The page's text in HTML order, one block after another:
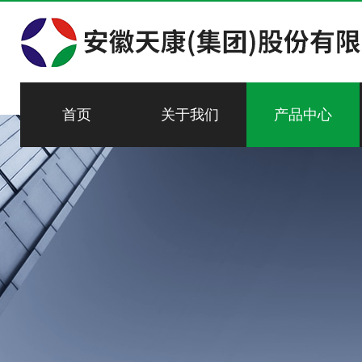
首页 关于我们 产品中心